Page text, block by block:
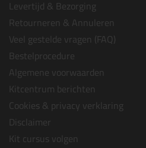
Levertijd & Bezorging
Retourneren & Annuleren
Veel gestelde vragen (FAQ)
Bestelprocedure
Algemene voorwaarden
Kitcentrum berichten
Cookies & privacy verklaring
Disclaimer
Kit cursus volgen